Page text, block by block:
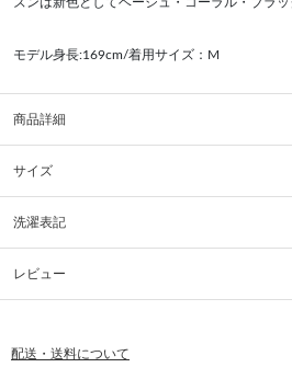
モデル身長:169cm/着用サイズ：M
商品詳細
サイズ
洗濯表記
レビュー
配送・送料について